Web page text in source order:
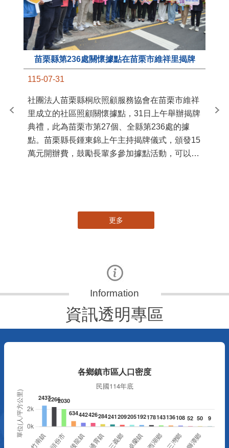
苗栗縣第236處關懷據點在苗栗市維祥里揭牌
115-07-31
社團法人苗栗縣桐欣照顧服務協會在苗栗市維祥
里成立的社區照顧關懷據點，31日上午舉辦揭牌
典禮，此為苗栗市第27個、全縣第236處的據
點。苗栗縣長鍾東錦上午主持揭牌儀式，頒發15
萬元開辦費，鼓勵長輩多參加據點活動，可以更
苗
更多
資訊透明專區